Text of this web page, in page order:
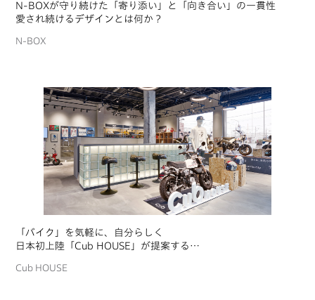
N-BOXが守り続けた「寄り添い」と「向き合い」の一貫性
愛され続けるデザインとは何か？
N-BOX
「バイク」を気軽に、自分らしく
日本初上陸「Cub HOUSE」が提案する
Cub HOUSE